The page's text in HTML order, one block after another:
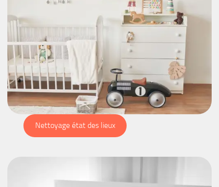
Nettoyage état des lieux